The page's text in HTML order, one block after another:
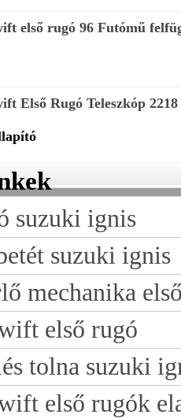
első rugó 96 Futómű
Első Rugó Teleszkóp
suzuki ignis
suzuki ignis
mechanika
első rugó
tolna suzuki
első rugók